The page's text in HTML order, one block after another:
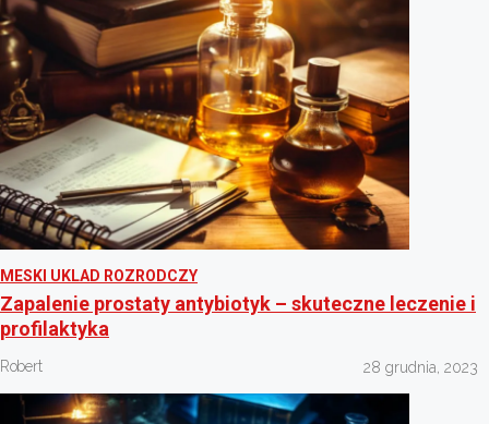
MESKI UKLAD ROZRODCZY
Zapalenie prostaty antybiotyk – skuteczne leczenie i
profilaktyka
Robert 28 grudnia, 2023